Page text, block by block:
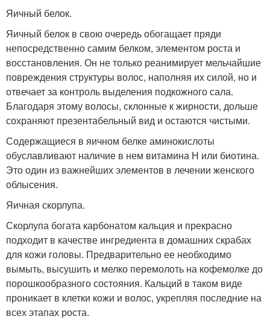
Яичный белок.
Яичный белок в свою очередь обогащает пряди
непосредственно самим белком, элементом роста и
восстановления. Он не только реанимирует мельчайшие
повреждения структуры волос, наполняя их силой, но и
отвечает за контроль выделения подкожного сала.
Благодаря этому волосы, склонные к жирности, дольше
сохраняют презентабельный вид и остаются чистыми.
Содержащиеся в яичном белке аминокислоты
обуславливают наличие в нем витамина Н или биотина.
Это один из важнейших элементов в лечении женского
облысения.
Яичная скорлупа.
Скорлупа богата карбонатом кальция и прекрасно
подходит в качестве ингредиента в домашних скрабах
для кожи головы. Предварительно ее необходимо
вымыть, высушить и мелко перемолоть на кофемолке до
порошкообразного состояния. Кальций в таком виде
проникает в клетки кожи и волос, укрепляя последние на
всех этапах роста.